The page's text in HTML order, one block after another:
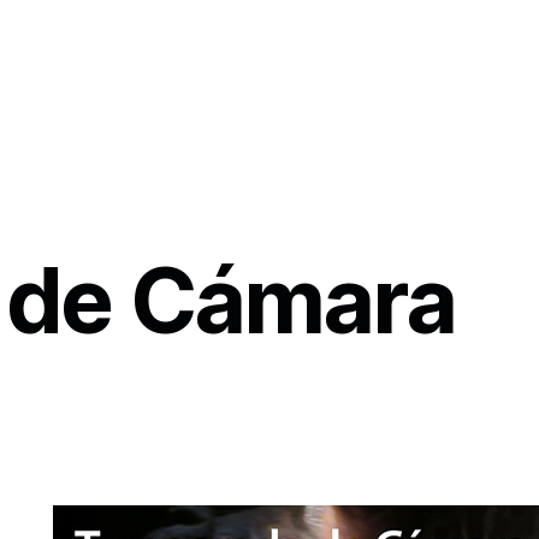
Cámara